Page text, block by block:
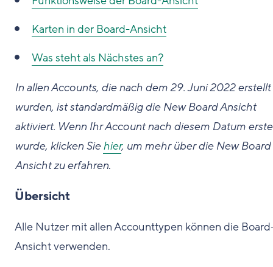
Karten in der Board-Ansicht
Was steht als Nächstes an?
In allen Accounts, die nach dem 29. Juni 2022 erstellt
wurden, ist standardmäßig die New Board Ansicht
aktiviert. Wenn Ihr Account nach diesem Datum
wurde, klicken Siehier, um mehr über die New Board
Ansicht zu erfahren.
Übersicht
Alle Nutzer mit allen Accounttypen können die
Ansicht verwenden.